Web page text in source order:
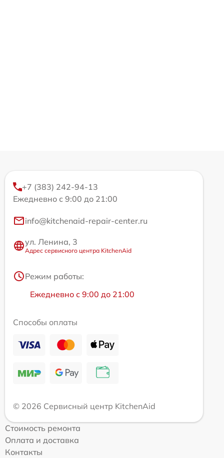
+7 (383) 242-94-13
Ежедневно с 9:00 до 21:00
info@kitchenaid-repair-center.ru
ул. Ленина, 3
Адрес сервисного центра KitchenAid
Режим работы:
Ежедневно с 9:00 до 21:00
Способы оплаты
© 2026 Сервисный центр KitchenAid
Стоимость ремонта
Оплата и доставка
Контакты